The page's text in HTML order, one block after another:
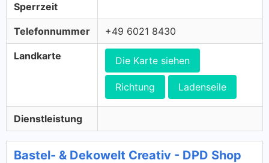
Sperrzeit
Telefonnummer +49 6021 8430
Landkarte Die Karte siehen
Richtung Ladenseile
Dienstleistung
Bastel- & Dekowelt Creativ - DPD Shop